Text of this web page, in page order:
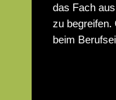
das Fach
zu begreifen.
beim